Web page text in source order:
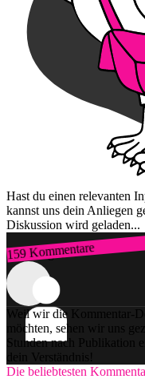
Hast du einen relevanten
kannst uns dein Anliegen
Diskussion wird geladen...
159 Kommentare
Zum Login
Weil wir die Kommentar-
möchten, sehen wir uns
Stunden nach Publikation
dein Verständnis!
Die beliebtesten